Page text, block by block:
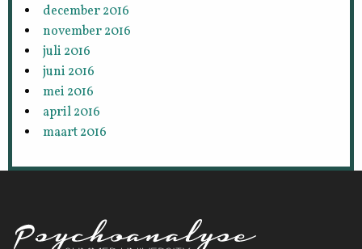
december 2016
november 2016
juli 2016
juni 2016
mei 2016
april 2016
maart 2016